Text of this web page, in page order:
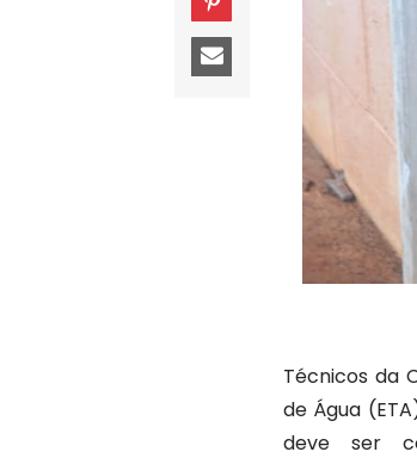
Técnicos da
de Água
deve ser